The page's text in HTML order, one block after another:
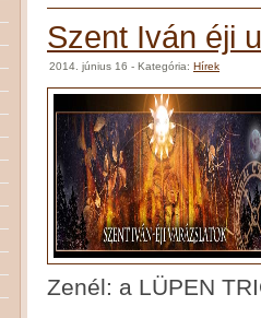
Szent Iván éji
2014. június 16 - Kategória: Hírek
Zenél: a LÜPEN